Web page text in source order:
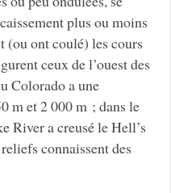
plus ou moins
(ou ont coulé) les cours
ceux de l’ouest des
Colorado a une
m et 2 000 m ; dans le
River a creusé le Hell’s
connaissent des